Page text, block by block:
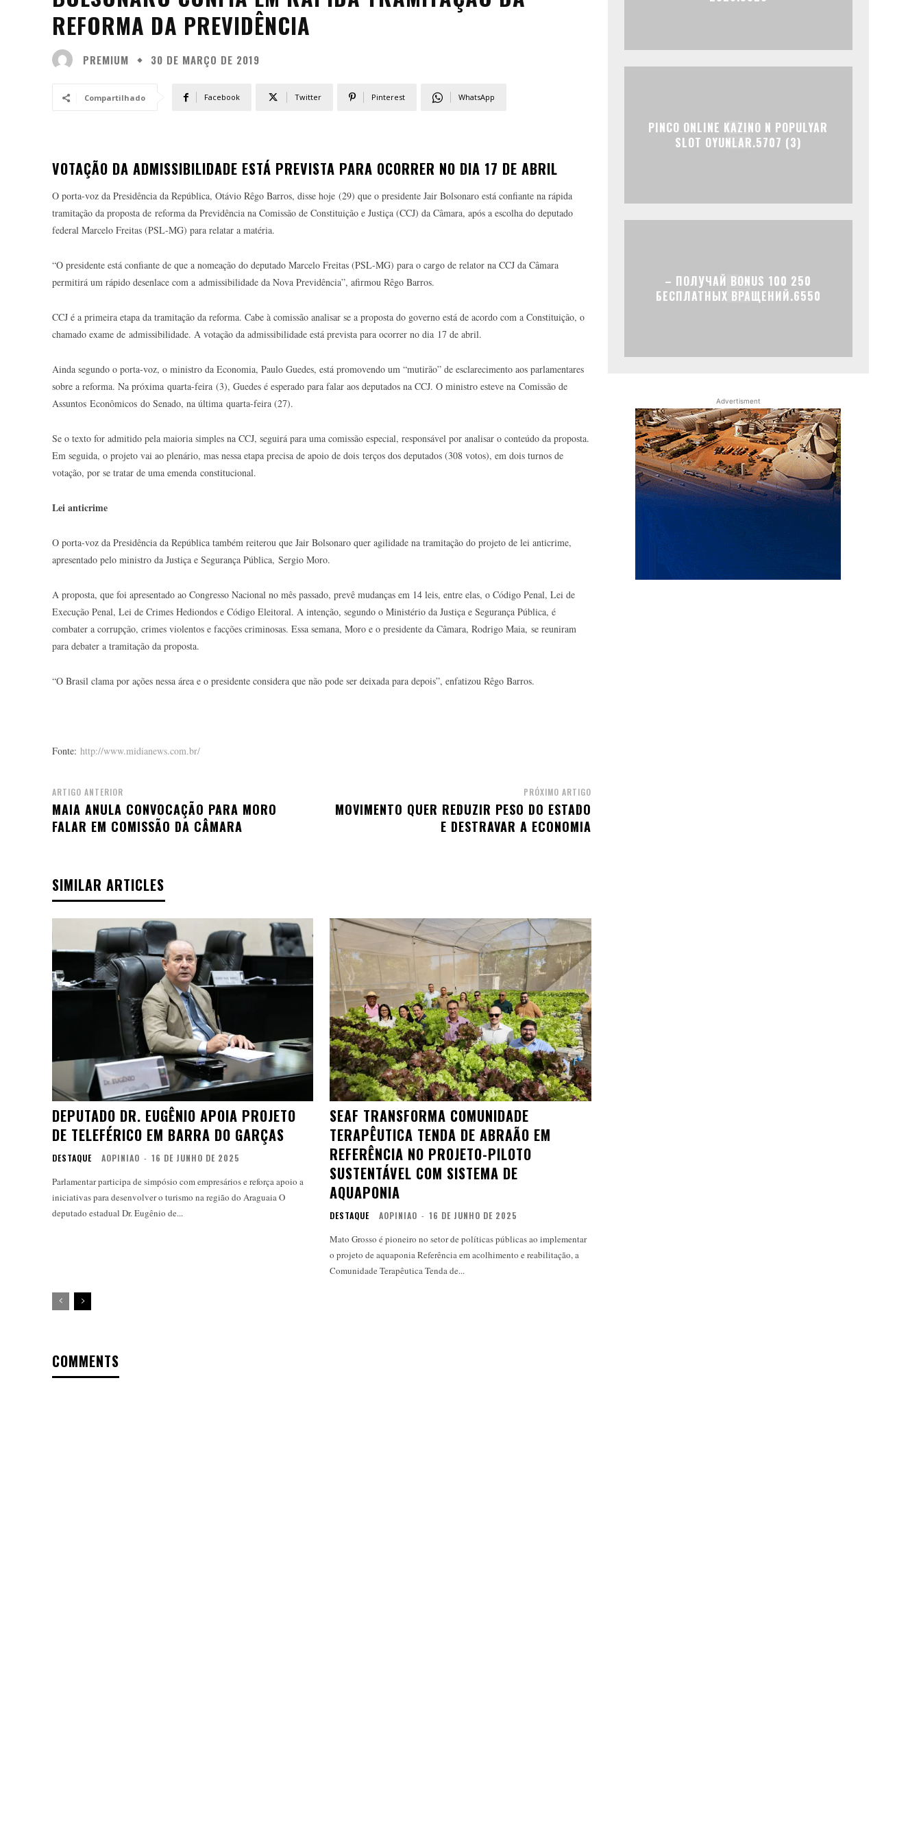
REFORMA DA PREVIDÊNCIA
PREMIUM 30 DE MARÇO DE 2019
Compartilhado Facebook Twitter Pinterest WhatsApp
VOTAÇÃO DA ADMISSIBILIDADE ESTÁ PREVISTA PARA OCORRER NO DIA 17 DE ABRIL
O porta-voz da Presidência da República, Otávio Rêgo Barros, disse hoje (29) que o presidente Jair Bolsonaro está confiante na rápida
tramitação da proposta de reforma da Previdência na Comissão de Constituição e Justiça (CCJ) da Câmara, após a escolha do deputado
federal Marcelo Freitas (PSL-MG) para relatar a matéria.
“O presidente está confiante de que a nomeação do deputado Marcelo Freitas (PSL-MG) para o cargo de relator na CCJ da Câmara
permitirá um rápido desenlace com a admissibilidade da Nova Previdência”, afirmou Rêgo Barros.
CCJ é a primeira etapa da tramitação da reforma. Cabe à comissão analisar se a proposta do governo está de acordo com a Constituição, o
chamado exame de admissibilidade. A votação da admissibilidade está prevista para ocorrer no dia 17 de abril.
Ainda segundo o porta-voz, o ministro da Economia, Paulo Guedes, está promovendo um “mutirão” de esclarecimento aos parlamentares
sobre a reforma. Na próxima quarta-feira (3), Guedes é esperado para falar aos deputados na CCJ. O ministro esteve na Comissão de
Assuntos Econômicos do Senado, na última quarta-feira (27).
Se o texto for admitido pela maioria simples na CCJ, seguirá para uma comissão especial, responsável por analisar o conteúdo da proposta.
Em seguida, o projeto vai ao plenário, mas nessa etapa precisa de apoio de dois terços dos deputados (308 votos), em dois turnos de
votação, por se tratar de uma emenda constitucional.
Lei anticrime
O porta-voz da Presidência da República também reiterou que Jair Bolsonaro quer agilidade na tramitação do projeto de lei anticrime,
apresentado pelo ministro da Justiça e Segurança Pública, Sergio Moro.
A proposta, que foi apresentado ao Congresso Nacional no mês passado, prevê mudanças em 14 leis, entre elas, o Código Penal, Lei de
Execução Penal, Lei de Crimes Hediondos e Código Eleitoral. A intenção, segundo o Ministério da Justiça e Segurança Pública, é
combater a corrupção, crimes violentos e facções criminosas. Essa semana, Moro e o presidente da Câmara, Rodrigo Maia, se reuniram
para debater a tramitação da proposta.
“O Brasil clama por ações nessa área e o presidente considera que não pode ser deixada para depois”, enfatizou Rêgo Barros.
Fonte: http://www.midianews.com.br/
ARTIGO ANTERIOR
MAIA ANULA CONVOCAÇÃO PARA MORO
FALAR EM COMISSÃO DA CÂMARA
PRÓXIMO ARTIGO
MOVIMENTO QUER REDUZIR PESO DO ESTADO
E DESTRAVAR A ECONOMIA
SIMILAR ARTICLES
DEPUTADO DR. EUGÊNIO APOIA PROJETO
DE TELEFÉRICO EM BARRA DO GARÇAS
DESTAQUE AOPINIAO - 16 DE JUNHO DE 2025
Parlamentar participa de simpósio com empresários e reforça apoio a
iniciativas para desenvolver o turismo na região do Araguaia O
deputado estadual Dr. Eugênio de...
SEAF TRANSFORMA COMUNIDADE
TERAPÊUTICA TENDA DE ABRAÃO EM
REFERÊNCIA NO PROJETO-PILOTO
SUSTENTÁVEL COM SISTEMA DE
AQUAPONIA
DESTAQUE AOPINIAO - 16 DE JUNHO DE 2025
Mato Grosso é pioneiro no setor de políticas públicas ao implementar
o projeto de aquaponia Referência em acolhimento e reabilitação, a
Comunidade Terapêutica Tenda de...
COMMENTS
PINCO ONLINE KAZINO N POPULYAR
SLOT OYUNLAR.5707 (3)
– ПОЛУЧАЙ BONUS 100 250
БЕСПЛАТНЫХ ВРАЩЕНИЙ.6550
Advertisment